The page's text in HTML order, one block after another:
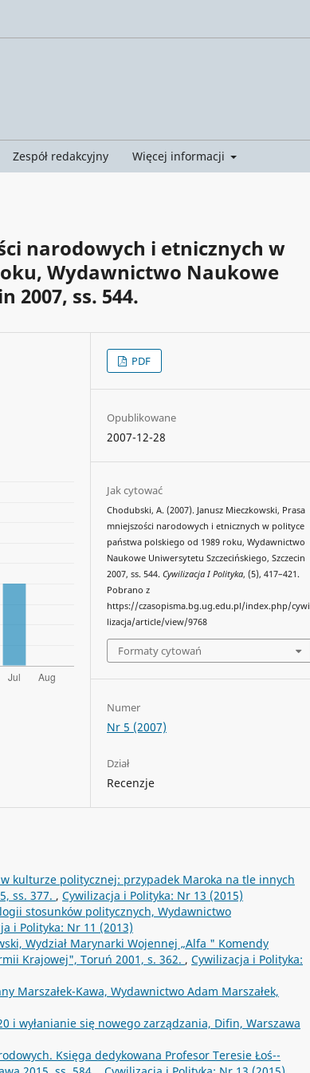
Zespół redakcyjny Więcej informacji
narodowych i etnicznych w
Wydawnictwo Naukowe
2007, ss. 544.
PDF
Opublikowane
2007-12-28
Jak cytować
Chodubski, A. (2007). Janusz Mieczkowski, Prasa
mniejszości narodowych i etnicznych w polityce
państwa polskiego od 1989 roku, Wydawnictwo
Naukowe Uniwersytetu Szczecińskiego, Szczecin
2007, ss. 544.Cywilizacja I Polityka, (5), 417–421.
Pobrano z
https://czasopisma.bg.ug.edu.pl/index.php/cywi
lizacja/article/view/9768
Formaty cytowań
Numer
Nr 5 (2007)
Dział
Recenzje
kulturze politycznej: przypadek Maroka na tle innych
ss. 377. , Cywilizacja i Polityka: Nr 13 (2015)
stosunków politycznych, Wydawnictwo
i Polityka: Nr 11 (2013)
Wydział Marynarki Wojennej „Alfa " Komendy
Krajowej", Toruń 2001, s. 362. , Cywilizacja i Polityka:
Marszałek-Kawa, Wydawnictwo Adam Marszałek,
i wyłanianie się nowego zarządzania, Difin, Warszawa
Księga dedykowana Profesor Teresie Łoś--